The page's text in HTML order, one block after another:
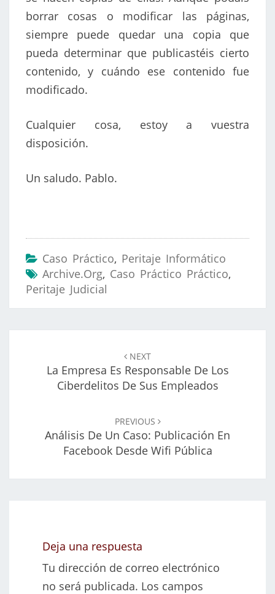
borrar cosas o modificar las páginas,
siempre puede quedar una copia que
pueda determinar que publicastéis cierto
contenido, y cuándo ese contenido fue
modificado.
Cualquier cosa, estoy a vuestra
disposición.
Un saludo. Pablo.
Caso Práctico, Peritaje Informático
Archive.org, Caso Práctico Práctico,
Peritaje Judicial
entradas
NEXT
La Empresa Es Responsable De Los
Ciberdelitos De Sus Empleados
PREVIOUS
Análisis De Un Caso: Publicación En
Facebook Desde Wifi Pública
Deja una respuesta
Tu dirección de correo electrónico
no será publicada. Los campos